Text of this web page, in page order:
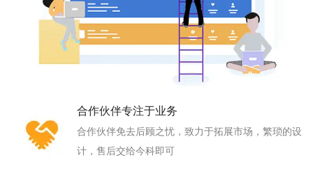
合作伙伴专注于业务
合作伙伴免去后顾之忧，致力于拓展市场，繁琐的设
计，售后交给今科即可